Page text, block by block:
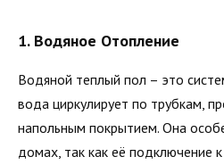
1. Водяное Отопление
Водяной теплый пол – это
вода циркулирует по трубкам,
напольным покрытием. Она
домах, так как её подключение